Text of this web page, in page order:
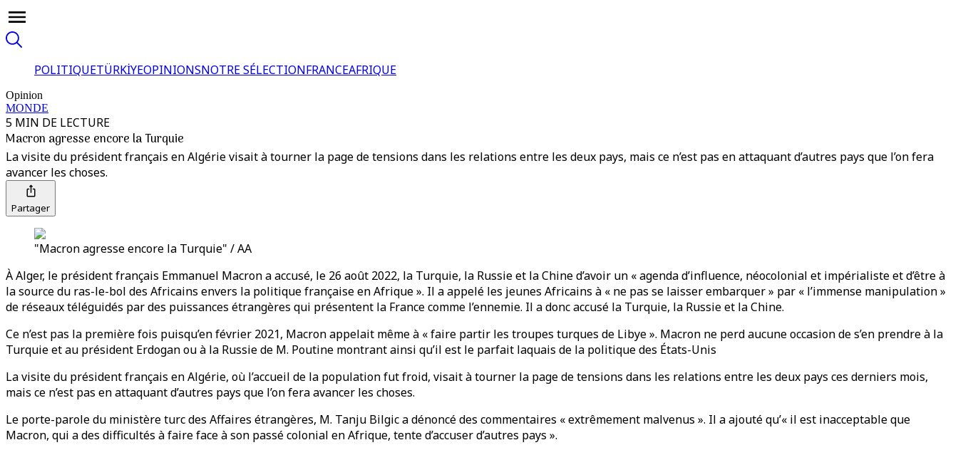
POLITIQUETÜRKİYEOPINIONSNOTRE SÉLECTIONFRANCEAFRIQUE
Opinion
MONDE
5 MIN DE LECTURE
Macron agresse encore la Turquie
La visite du président français en Algérie visait à tourner la page de tensions dans les relations entre les deux pays, mais ce n’est pas en attaquant d’autres pays que l’on fera
avancer les choses.
Partager
"Macron agresse encore la Turquie" / AA
À Alger, le président français Emmanuel Macron a accusé, le 26 août 2022, la Turquie, la Russie et la Chine d’avoir un « agenda d’influence, néocolonial et impérialiste et d’être à
la source du ras-le-bol des Africains envers la politique française en Afrique ». Il a appelé les jeunes Africains à « ne pas se laisser embarquer » par « l’immense manipulation »
de réseaux téléguidés par des puissances étrangères qui présentent la France comme l’ennemie. Il a donc accusé la Turquie, la Russie et la Chine.
Ce n’est pas la première fois puisqu’en février 2021, Macron appelait même à « faire partir les troupes turques de Libye ». Macron ne perd aucune occasion de s’en prendre à la
Turquie et au président Erdogan ou à la Russie de M. Poutine montrant ainsi qu’il est le parfait laquais de la politique des États-Unis
La visite du président français en Algérie, où l’accueil de la population fut froid, visait à tourner la page de tensions dans les relations entre les deux pays ces derniers mois,
mais ce n’est pas en attaquant d’autres pays que l’on fera avancer les choses.
Le porte-parole du ministère turc des Affaires étrangères, M. Tanju Bilgic a dénoncé des commentaires « extrêmement malvenus ». Il a ajouté qu’« il est inacceptable que
Macron, qui a des difficultés à faire face à son passé colonial en Afrique, tente d’accuser d’autres pays ».